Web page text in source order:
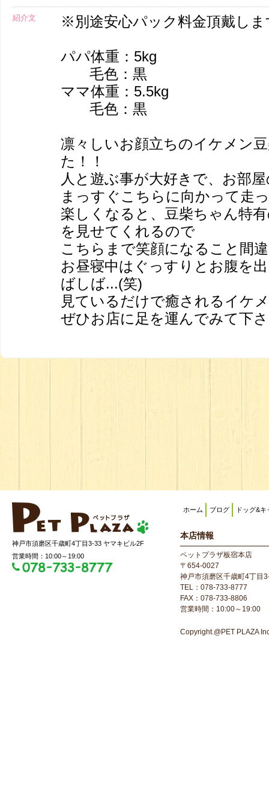
紹介文 ※別途安心パック料金頂戴しま
パパ体重：5kg
毛色：黒
ママ体重：5.5kg
毛色：黒
凛々しいお顔立ちのイケメン
た！！
人と遊ぶ事が大好きで、お部
まっすぐこちらに向かって走
楽しくなると、豆柴ちゃん特
を見せてくれるので
こちらまで笑顔になること間
お昼寝中はぐっすりとお腹を
ばしば...(笑)
見ているだけで癒されるイケ
ぜひお店に足を運んでみて下
神戸市須磨区千歳町4丁目3-33 ヤマキビル2F
営業時間：10:00～19:00
ホーム ブログ ドッグ&キ
本店情報
ペットプラザ板宿本店
〒654-0027
神戸市須磨区千歳町4丁目
TEL：078-733-8777
FAX：078-733-8806
営業時間：10:00～19:00
Copyright.@PET PLAZA